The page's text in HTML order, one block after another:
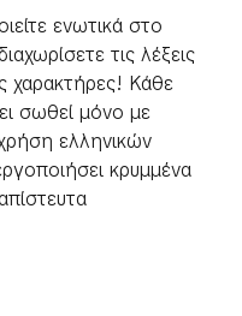
ενωτικά στο
τις λέξεις
χαρακτήρες! Κάθε
σωθεί μόνο με
ελληνικών
κρυμμένα